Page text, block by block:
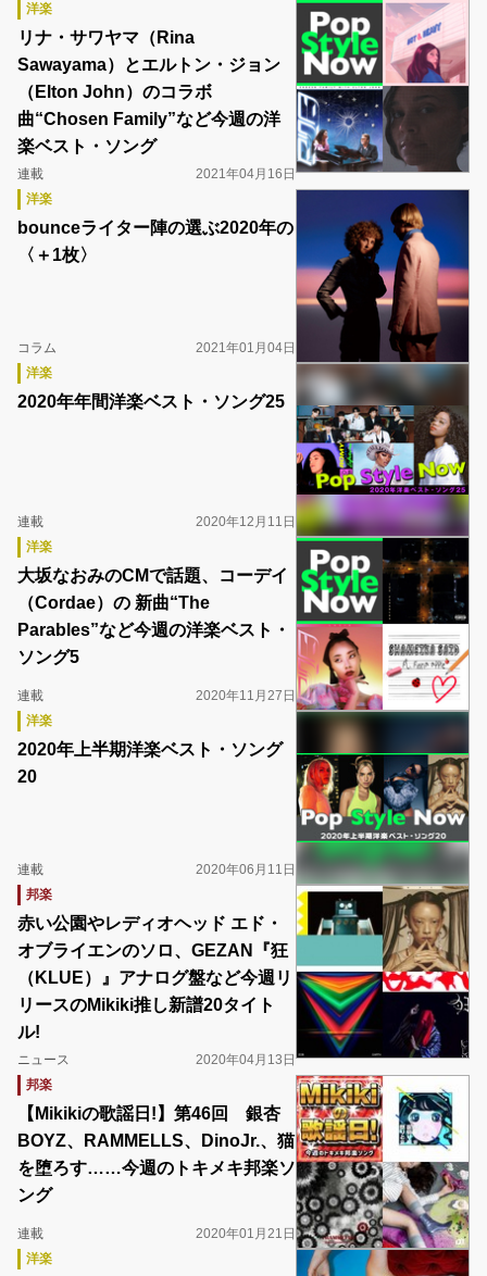
洋楽
リナ・サワヤマ（Rina
Sawayama）とエルトン・ジョン
（Elton John）のコラボ
曲“Chosen Family”など今週の洋
楽ベスト・ソング
連載
2021年04月16日
洋楽
bounceライター陣の選ぶ2020年の
〈＋1枚〉
コラム
2021年01月04日
洋楽
2020年年間洋楽ベスト・ソング25
連載
2020年12月11日
洋楽
大坂なおみのCMで話題、コーデイ
（Cordae）の 新曲“The
Parables”など今週の洋楽ベスト・
ソング5
連載
2020年11月27日
洋楽
2020年上半期洋楽ベスト・ソング
20
連載
2020年06月11日
邦楽
赤い公園やレディオヘッド エド・
オブライエンのソロ、GEZAN『狂
（KLUE）』アナログ盤など今週リ
リースのMikiki推し新譜20タイト
ル!
ニュース
2020年04月13日
邦楽
【Mikikiの歌謡日!】第46回 銀杏
BOYZ、RAMMELLS、DinoJr.、猫
を堕ろす……今週のトキメキ邦楽ソ
ング
連載
2020年01月21日
洋楽